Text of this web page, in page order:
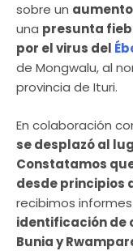
sobre un
una presunta
por el virus del
de Mongwalu, al
provincia de Ituri.
En colaboración
se desplazó al
Constatamos
desde principios
recibimos
identificación de
Bunia y